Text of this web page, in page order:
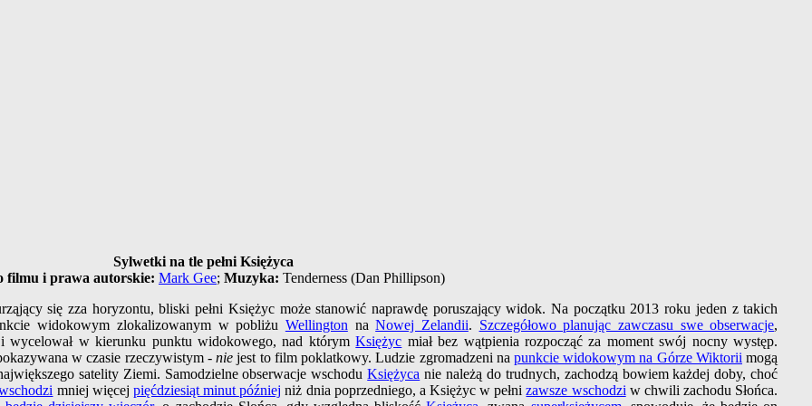
Sylwetki na tle pełni Księżyca
filmu i prawa autorskie: Mark Gee; Muzyka: Tenderness (Dan Phillipson)
się zza horyzontu, bliski pełni Księżyc może stanowić naprawdę poruszający widok. Na początku 2013 roku jeden z takich
widokowym zlokalizowanym w pobliżu Wellington naNowej Zelandii. Szczegółowo planując zawczasu swe obserwacje,
wycelował w kierunku punktu widokowego, nad którymKsiężyc miał bez wątpienia rozpocząć za moment swój nocny występ.
w czasie rzeczywistym -nie jest to film poklatkowy. Ludzie zgromadzeni na punkcie widokowym na Górze Wiktorii mogą
satelity Ziemi. Samodzielne obserwacje wschoduKsiężyca nie należą do trudnych, zachodzą bowiem każdej doby, choć
mniej więcej pięćdziesiąt minut później niż dnia poprzedniego, a Księżyc w pełnizawsze wschodzi w chwili zachodu Słońca.